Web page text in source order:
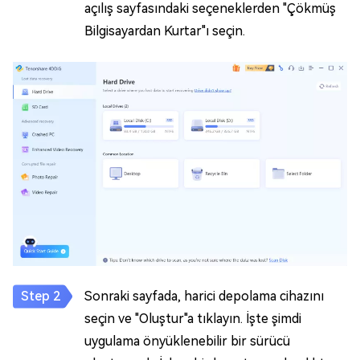
açılış sayfasındaki seçeneklerden "Çökmüş
Bilgisayardan Kurtar"ı seçin.
Sonraki sayfada, harici depolama cihazını
seçin ve "Oluştur"a tıklayın. İşte şimdi
uygulama önyüklenebilir bir sürücü